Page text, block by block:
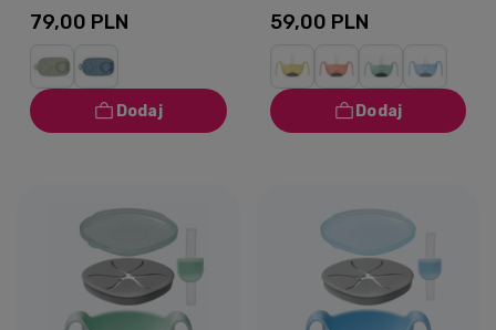
jedzenia dla dzieci
Ocean
79,00 PLN
Banana Split
59,00 PLN